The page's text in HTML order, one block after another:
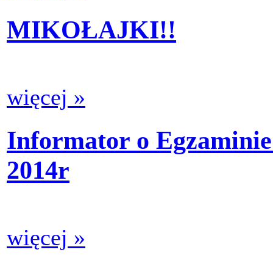
MIKOŁAJKI!!
więcej »
Informator o
2014r
więcej »